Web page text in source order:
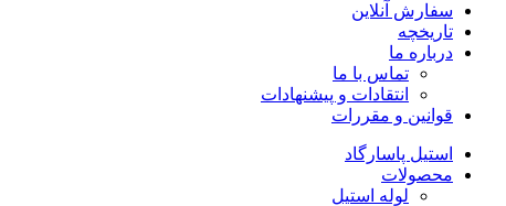
سفارش آنلاین
تاریخچه
درباره ما
تماس با ما
انتقادات و پیشنهادات
قوانین و مقررات
استیل پاسارگاد
محصولات
لوله استیل